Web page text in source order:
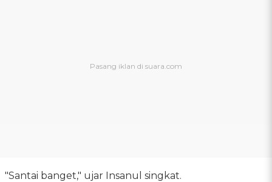
"Santai banget," ujar Insanul singkat.